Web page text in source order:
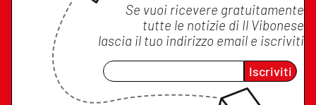
Se vuoi ricevere gratuitamente
tutte le notizie di Il Vibonese
lascia il tuo indirizzo email e iscriviti
Iscriviti